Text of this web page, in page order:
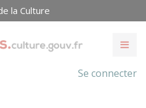
la Culture
Se connecter